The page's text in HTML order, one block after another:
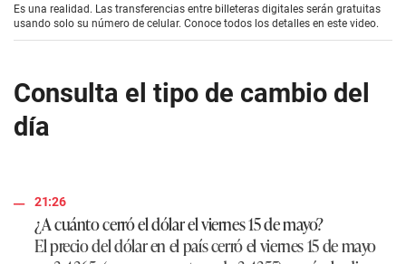
e
c
o
1
m
e
Es una realidad. Las transferencias entre billeteras digitales serán gratuitas
usando solo su número de celular. Conoce todos los detalles en este video.
Consulta el tipo de cambio del
día
21:26
¿A cuánto cerró el dólar el viernes 15 de mayo?
El precio del dólar en el país cerró el viernes 15 de mayo